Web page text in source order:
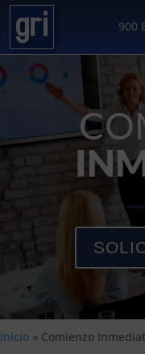
900
Inicio » Comienzo